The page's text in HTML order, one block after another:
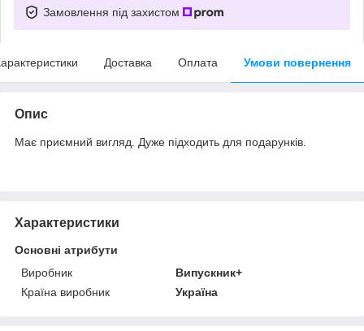
Замовлення під захистом
Доставка Оплата Умови повернення
Опис
Має приємний вигляд. Дуже підходить для подарунків.
Характеристики
Основні атрибути
Виробник
Випускник+
Країна виробник
Україна